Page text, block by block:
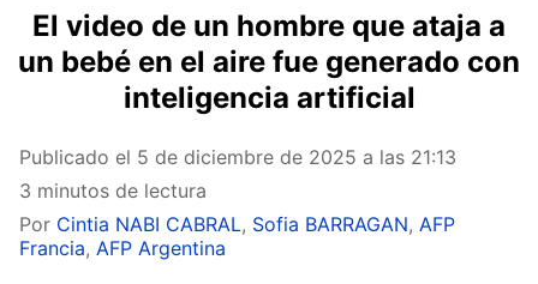
El video de un hombre que ataja a
un bebé en el aire fue generado con
inteligencia artificial
Publicado el 5 de diciembre de 2025 a las 21:13
3 minutos de lectura
Por Cintia NABI CABRAL, Sofia BARRAGAN, AFP
Francia, AFP Argentina